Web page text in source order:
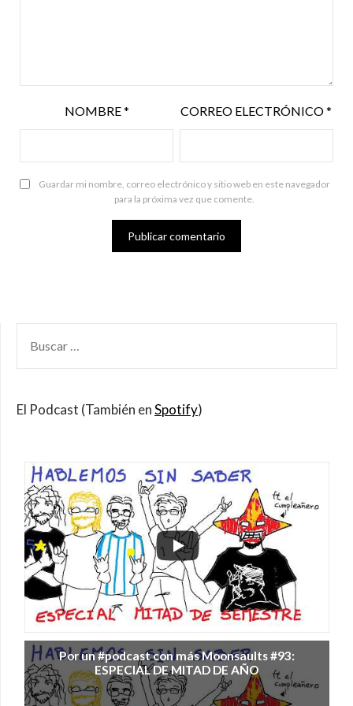
NOMBRE* CORREO ELECTRÓNICO*
Guardar mi nombre, correo electrónico y sitio web en este navegador
para la próxima vez que comente.
POR:
El Podcast (También enSpotify)
Por un #podcast con más Moonsaults #93:
ESPECIAL DE MITAD DE AÑO